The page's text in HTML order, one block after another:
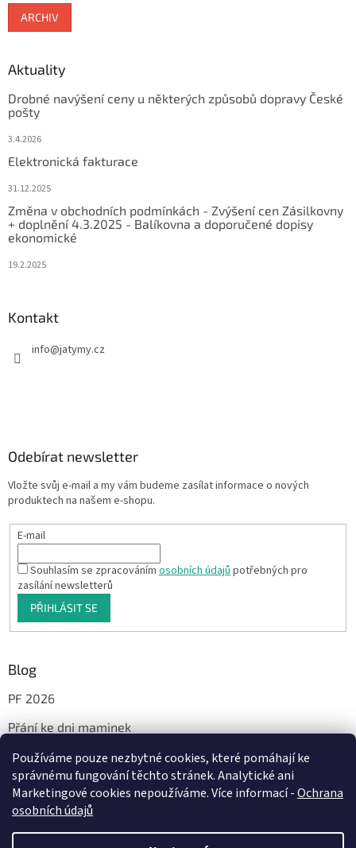
Používáme pouze nezbytné cookies, které pomáhají ke
správnému fungování těchto stránek. Analytické ani
Marketingové cookies nepoužíváme. Více informací -Ochrana
osobních údajů
ARCHIV
Aktuality
Drobné navýšení ceny u některých způsobů dopravy České
pošty
3.4.2026
Elektronická fakturace
31.12.2025
Změna v obchodních podmínkách - Zvýšení cen Zásilkovny
+ doplnění 4.3.2025 - Balíkovna a doporučené dopisy
ekonomické
19.2.2025
Kontakt
info@jatymy.cz
Odebírat newsletter
Vložte svůj e-mail a my vám budeme zasílat informace o nových
produktech na našem e-shopu.
E-mail
Souhlasím se zpracovánímosobních údajůpotřebných pro
zasílání newsletterů
PŘIHLÁSIT SE
Blog
PF 2026
Přání ke dni maminek
Facebook